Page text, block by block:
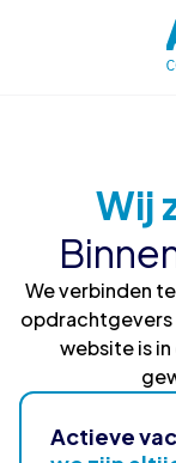
Wij
We verbinden
opdrachtgevers
website is
Actieve